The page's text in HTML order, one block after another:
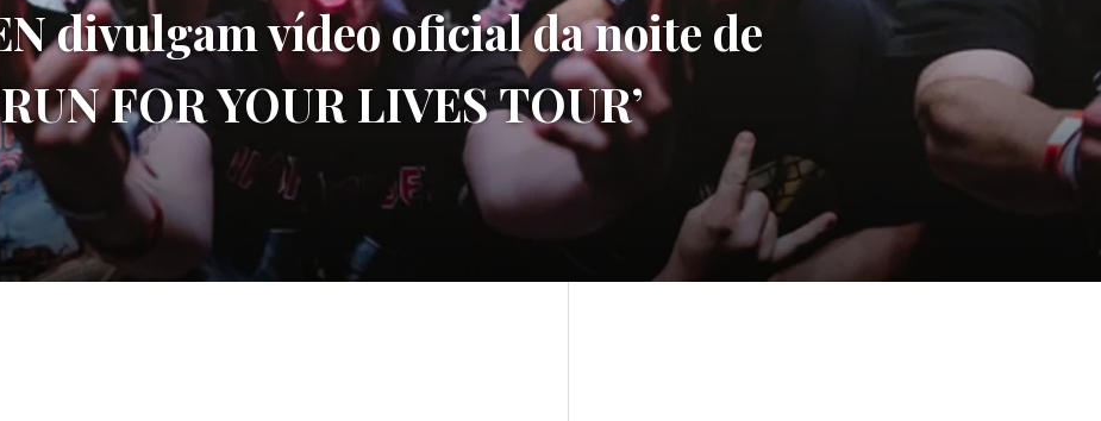
divulgam vídeo oficial da noite de
FOR YOUR LIVES TOUR’